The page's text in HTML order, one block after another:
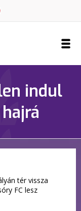
indul
tér vissza
FC lesz